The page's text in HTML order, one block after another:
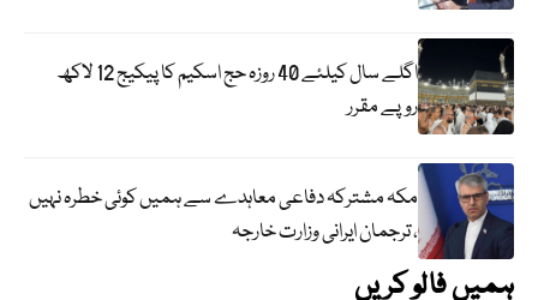
اگلے سال کیلئے 40 روزہ حج اسکیم کا پیکیج 12 لاکھ
روپے مقرر
مکہ مشترکہ دفاعی معاہدے سے ہمیں کوئی خطرہ نہیں
، ترجمان ایرانی وزارت خارجہ
ہمیں فالو کریں